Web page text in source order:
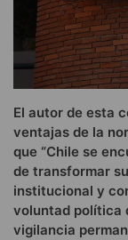
El autor de esta
ventajas de la
que “Chile se
de transformar
institucional y
voluntad política
vigilancia